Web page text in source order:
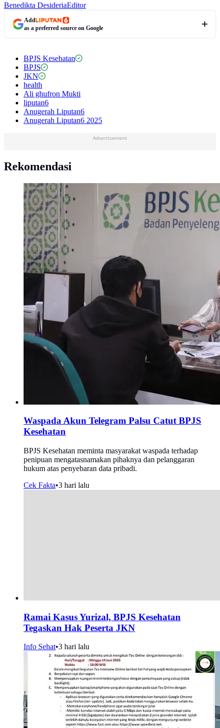
Benedikta DesideriaEditor
Add
as a preferred source on Google
BPJS Kesehatan
BPJS
JKN
health
Ali ghufron Mukti
liputan6
Anugerah Liputan6
Anugerah Liputan6 2025
Advertisement
Rekomendasi
Waspada Akun Telegram Palsu Catut BPJS
Kesehatan
BPJS Kesehatan meminta masyarakat waspada terhadap
penipuan mengatasnamakan pihaknya dan pelanggaran
hukum atas penyebaran data pribadi.
Cek Fakta•3 hari lalu
Ramai Kasus Yurizal, BPJS Kesehatan
Tegaskan Hak Peserta JKN
Info Sehat•3 hari lalu